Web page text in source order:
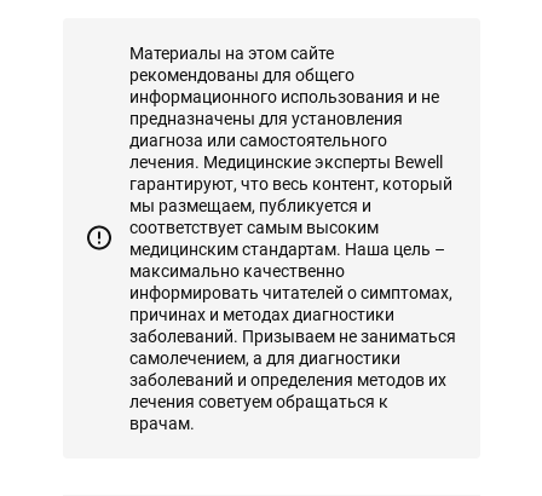
Материалы на этом сайте
рекомендованы для общего
информационного использования и не
предназначены для установления
диагноза или самостоятельного
лечения. Медицинские эксперты Bewell
гарантируют, что весь контент, который
мы размещаем, публикуется и
соответствует самым высоким
медицинским стандартам. Наша цель –
максимально качественно
информировать читателей о симптомах,
причинах и методах диагностики
заболеваний. Призываем не заниматься
самолечением, а для диагностики
заболеваний и определения методов их
лечения советуем обращаться к
врачам.